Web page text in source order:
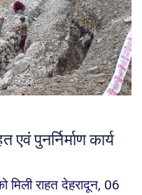
पुनर्निर्माण कार्य
मिली राहत देहरादून, 06